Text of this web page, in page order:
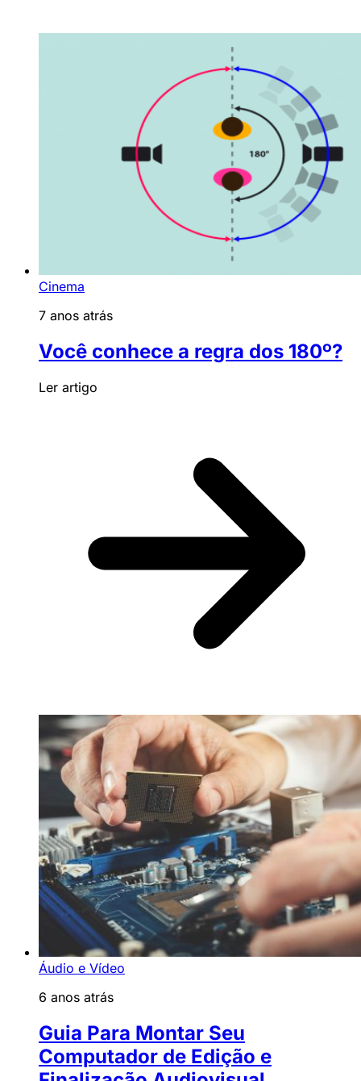
Cinema
7 anos atrás
Você conhece a regra dos 180º?
Ler artigo
Áudio e Vídeo
6 anos atrás
Guia Para Montar Seu
Computador de Edição e